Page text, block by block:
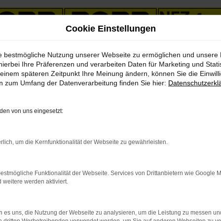
nach Eisenach
mit Lieferservice
einsteigen und
zu sein? Dann lassen Sie uns gemeinsam daran „arbeiten“.
So werden auch Sie staunen, wie günstig ein Volvo V60
Oder einem Gebrauchtfahrzeug, einem Jahreswagen,
der am Besten geeigneten Fahrzeuge ist, braucht hoffentlich
Cookie Einstellungen
bestmögliche Nutzung unserer Webseite zu ermöglichen und unsere
Ihre Präferenzen und verarbeiten Daten für Marketing und
späteren Zeitpunkt Ihre Meinung ändern, können Sie die
zum Umfang der Datenverarbeitung finden Sie hier:
von uns eingesetzt:
um die Kernfunktionalität der Webseite zu gewährleisten.
Funktionalität der Webseite. Services von Drittanbietern wie Google
weitere werden aktiviert.
es uns, die Nutzung der Webseite zu analysieren, um die Leistung zu messen